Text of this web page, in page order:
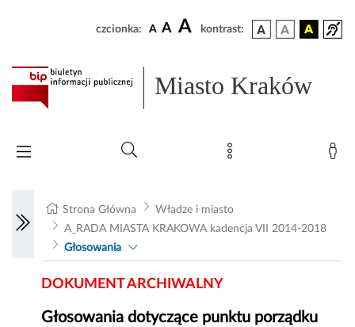
czcionka: A A A kontrast:
Miasto Kraków
Strona Główna
Władze i miasto
A_RADA MIASTA KRAKOWA kadencja VII 2014-2018
Głosowania
DOKUMENT ARCHIWALNY
Głosowania dotyczące punktu porządku